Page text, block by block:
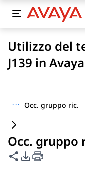
Utilizzo del
J139 in
··· Occ. gruppo ric.
Occ. gruppo
Condividi questa
Opzioni di